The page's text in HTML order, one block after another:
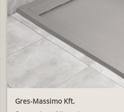
Gres-Massimo Kft.